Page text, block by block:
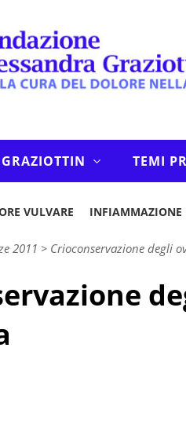
TEMI
VULVARE INFIAMMAZIONE
2011 > Crioconservazione degli